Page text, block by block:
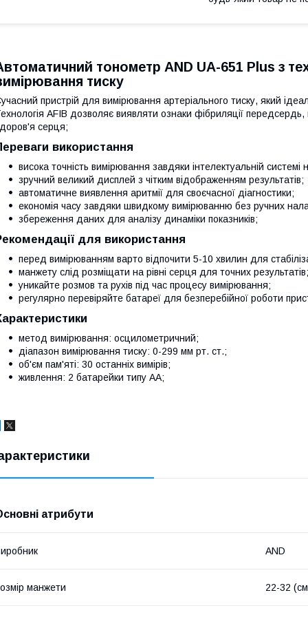
тонометр AND UA-651 Plus з
тиску
пристрій для вимірювання артеріального тиску, який
AFIB дозволяє виявляти ознаки фібриляції
серця;
використання
висока точність вимірювання завдяки інтелектуальній
зручний великий дисплей з чітким відображенням результатів;
автоматичне виявлення аритмії для своєчасної діагностики;
економія часу завдяки швидкому вимірюванню без ручних
збереження даних для аналізу динаміки показників;
для використання
перед вимірюванням варто відпочити 5-10 хвилин для
манжету слід розміщати на рівні серця для точних результатів;
уникайте розмов та рухів під час процесу вимірювання;
регулярно перевіряйте батареї для безперебійної роботи
метод вимірювання: осцилометричний;
діапазон вимірювання тиску: 0-299 мм рт. ст.;
об'єм пам'яті: 30 останніх вимірів;
живлення: 2 батарейки типу АА;
атрибути
AND
манжети 22-32